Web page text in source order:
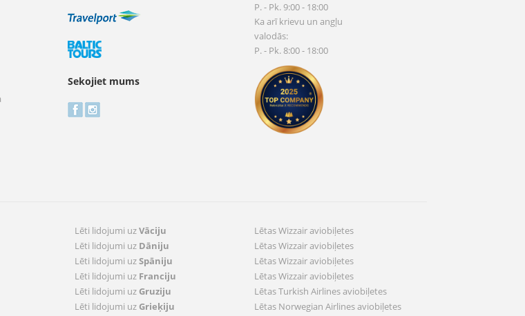
Sekojiet mums
P. - Pk. 9:00 - 18:00
Ka arī krievu un angļu
valodās:
P. - Pk. 8:00 - 18:00
Lēti lidojumi uzVāciju
Lēti lidojumi uz Dāniju
Lēti lidojumi uzSpāniju
Lēti lidojumi uz Franciju
Lēti lidojumi uz Gruziju
Lēti lidojumi uz Grieķiju
Lētas Wizzair aviobiļetes
Lētas Wizzair aviobiļetes
Lētas Wizzair aviobiļetes
Lētas Wizzair aviobiļetes
Lētas Turkish Airlines aviobiļetes
Lētas Norwegian Airlines aviobiļetes